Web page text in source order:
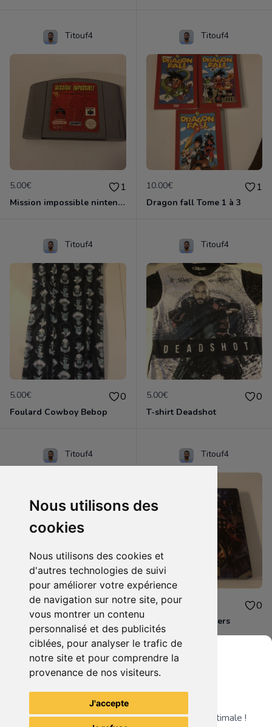
Nous utilisons des
cookies
Nous utilisons des cookies et
d'autres technologies de suivi
pour améliorer votre expérience
de navigation sur notre site, pour
vous montrer un contenu
personnalisé et des publicités
ciblées, pour analyser le trafic de
notre site et pour comprendre la
provenance de nos visiteurs.
J'accepte
Titouf4
5.00€ 1
Mission impossible nintendo 64
Titouf4
10.00€ 1
Dragon fall Tome 1 à 3
Titouf4
5.00€ 0
Foulard Cowboy Bebop
Titouf4
5.00€ 0
T-shirt Deadshot
Titouf4
10.00€ 0
Destiny 2 Xbox one
Titouf4
10.00€ 0
Steelbook Avengers
Voir tous les articles du vendeur
Grenier du Geek
Télécharge notre app pour une expérience optimale !